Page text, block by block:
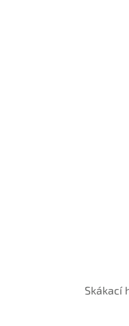
Skákací